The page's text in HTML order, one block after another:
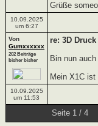
Grüße
10.09.2025
um 6:27
Von
Gumxxxxxx
202 Beiträge
bisher bisher
re: 3D Druck
Bin nun
Mein X1C
10.09.2025
um 11:53
Seite 1 /